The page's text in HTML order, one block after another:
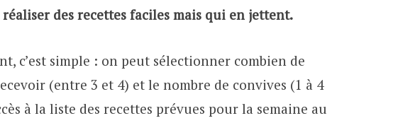
des recettes faciles mais qui en jettent.
c’est simple : on peut sélectionner combien de
(entre 3 et 4) et le nombre de convives (1 à 4
à la liste des recettes prévues pour la semaine au